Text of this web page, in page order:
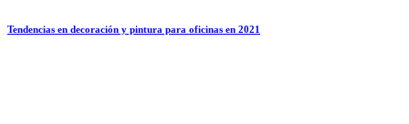
Tendencias en decoración y pintura para oficinas en 2021